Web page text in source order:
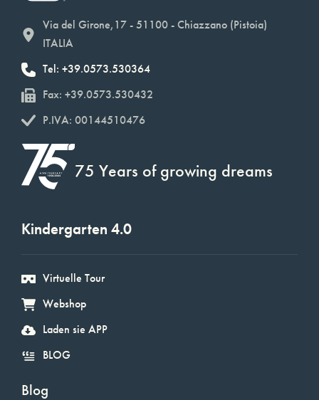
Via del Girone,17 - 51100 - Chiazzano (Pistoia)
ITALIA
Tel: +39.0573.530364
Fax: +39.0573.530432
P.IVA: 00144510476
75 Years of growing dreams
Kindergarten 4.0
Virtuelle Tour
Webshop
Laden sie APP
BLOG
Blog